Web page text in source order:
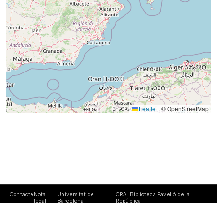
Leaflet |© OpenStreetMap
Contacte Nota
legal
Universitat de
Barcelona
CRAI Biblioteca Pavelló de la
República